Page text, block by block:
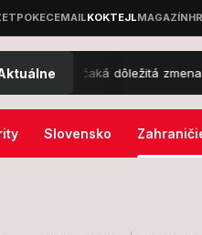
dôležitá zmena, do tried
Slovensko